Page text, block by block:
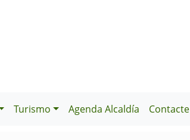
Turismo Agenda Alcaldía Contacte